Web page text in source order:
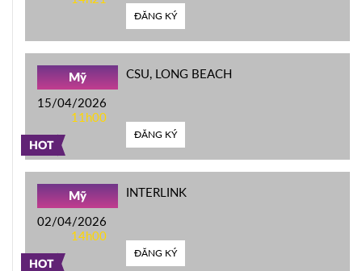
ĐĂNG KÝ
HOT
Mỹ
15/04/2026
11h00
CSU, LONG BEACH
ĐĂNG KÝ
HOT
Mỹ
02/04/2026
14h00
INTERLINK
ĐĂNG KÝ